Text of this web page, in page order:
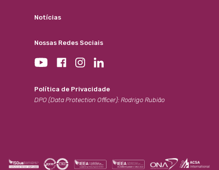
Notícias
Nossas Redes Sociais
Política de Privacidade
DPO (Data Protection Officer): Rodrigo Rubião